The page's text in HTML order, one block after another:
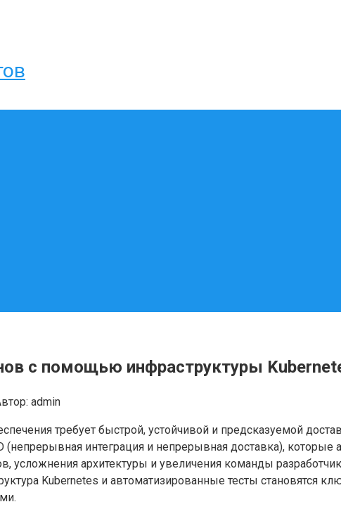
с помощью инфраструктуры
admin
требует быстрой, устойчивой и предсказуемой
интеграция и непрерывная доставка), которые
усложнения архитектуры и увеличения команды
Kubernetes и автоматизированные тесты